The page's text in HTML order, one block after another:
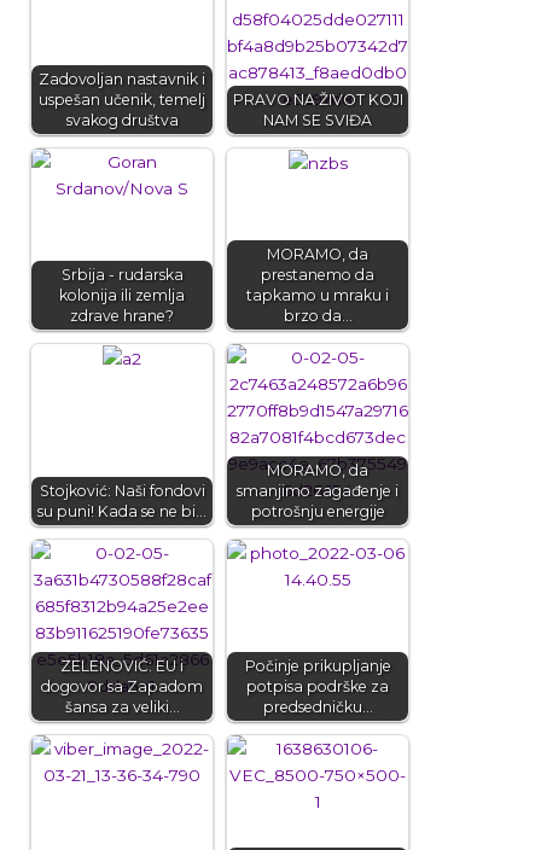
Zadovoljan nastavnik i
uspešan učenik, temelj
svakog društva
PRAVO NA ŽIVOT KOJI
NAM SE SVIĐA
Srbija - rudarska
kolonija ili zemlja
zdrave hrane?
MORAMO, da
prestanemo da
tapkamo u mraku i
brzo da…
Stojković: Naši fondovi
su puni! Kada se ne bi…
MORAMO, da
smanjimo zagađenje i
potrošnju energije
ZELENOVIĆ: EU i
dogovor sa Zapadom
šansa za veliki…
Počinje prikupljanje
potpisa podrške za
predsedničku…